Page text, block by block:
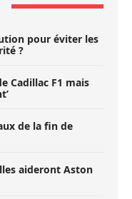
pour éviter les
?
Cadillac F1 mais
de la fin de
aideront Aston